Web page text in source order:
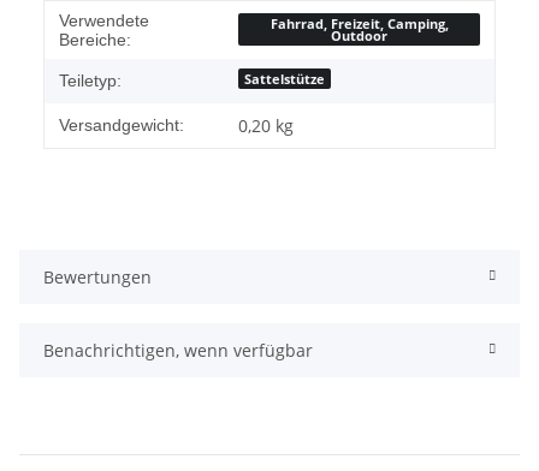
Verwendete
Bereiche:
Fahrrad, Freizeit, Camping,
Outdoor
Teiletyp: Sattelstütze
Versandgewicht: 0,20 kg
Bewertungen
Benachrichtigen, wenn verfügbar